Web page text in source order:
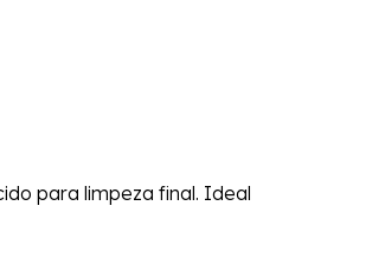
para limpeza final. Ideal